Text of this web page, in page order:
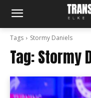
Tags Stormy Daniels
Tag:Stormy